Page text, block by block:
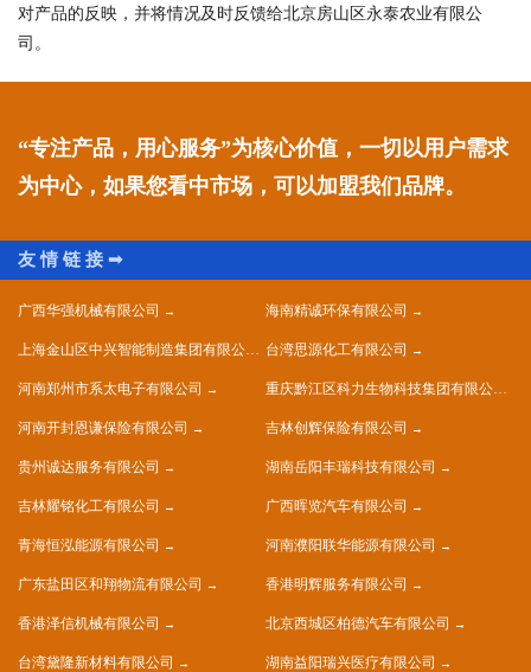
对产品的反映，并将情况及时反馈给北京房山区永泰农业有限公
司。
“专注产品，用心服务”为核心价值，一切以用户需求
为中心，如果您看中市场，可以加盟我们品牌。
广西华强机械有限公司 海南精诚环保有限公司
上海金山区中兴智能制造集团有限公司 台湾思源化工有限公司
河南郑州市系太电子有限公司 重庆黔江区科力生物科技集团有限公司
河南开封恩谦保险有限公司 吉林创辉保险有限公司
贵州诚达服务有限公司 湖南岳阳丰瑞科技有限公司
吉林耀铭化工有限公司 广西晖览汽车有限公司
青海恒泓能源有限公司 河南濮阳联华能源有限公司
广东盐田区和翔物流有限公司 香港明辉服务有限公司
香港泽信机械有限公司 北京西城区柏德汽车有限公司
台湾黛隆新材料有限公司 湖南益阳瑞兴医疗有限公司